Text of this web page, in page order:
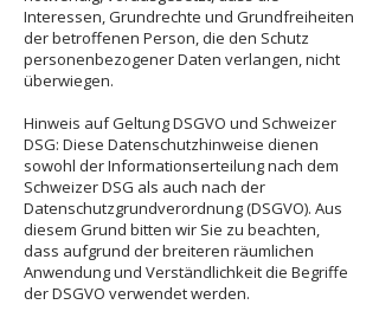
Interessen, Grundrechte und Grundfreiheiten
der betroffenen Person, die den Schutz
personenbezogener Daten verlangen, nicht
überwiegen.
Hinweis auf Geltung DSGVO und Schweizer
DSG: Diese Datenschutzhinweise dienen
sowohl der Informationserteilung nach dem
Schweizer DSG als auch nach der
Datenschutzgrundverordnung (DSGVO). Aus
diesem Grund bitten wir Sie zu beachten,
dass aufgrund der breiteren räumlichen
Anwendung und Verständlichkeit die Begriffe
der DSGVO verwendet werden.